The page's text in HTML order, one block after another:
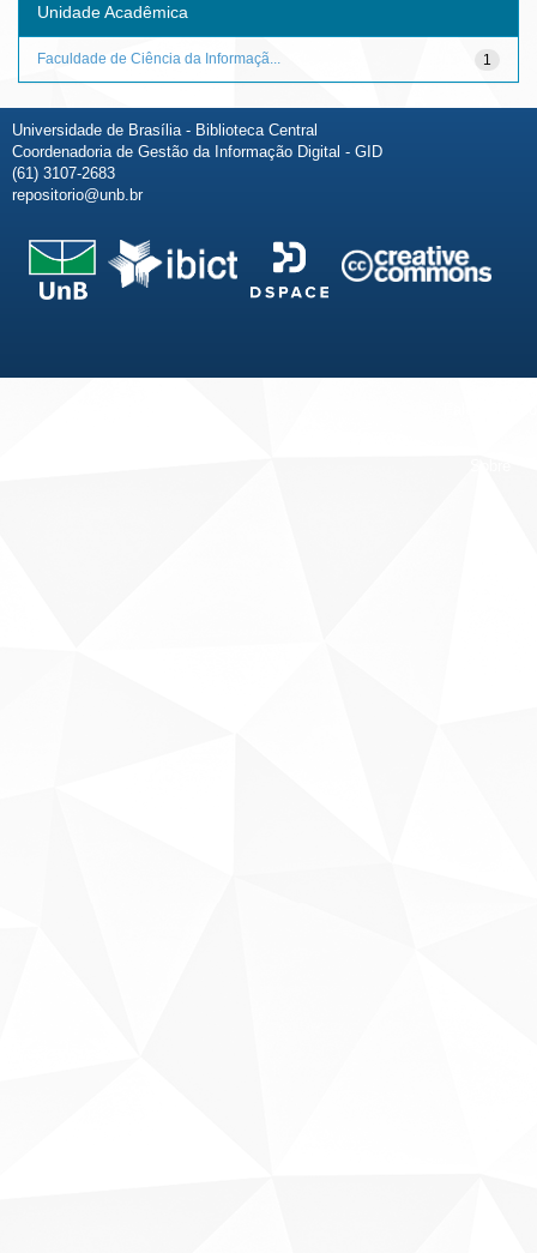
Unidade Acadêmica
1
Faculdade de Ciência da Informaçã...
Universidade de Brasília - Biblioteca Central
Coordenadoria de Gestão da Informação Digital - GID
(61) 3107-2683
repositorio@unb.br